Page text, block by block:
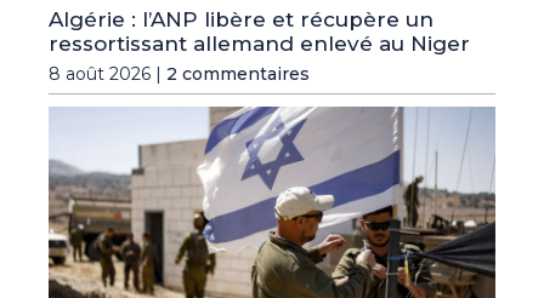
Algérie : l’ANP libère et récupère un
ressortissant allemand enlevé au Niger
8 août 2026 | 2 commentaires